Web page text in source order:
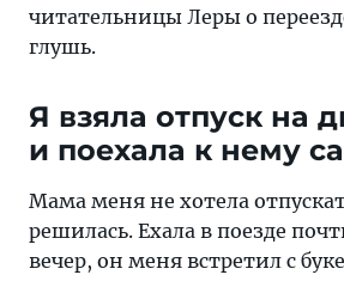
читательницы Леры о
глушь.
Я взяла отпуск на
и поехала к нему
Мама меня не хотела
решилась. Ехала в поезде
вечер, он меня встретил с